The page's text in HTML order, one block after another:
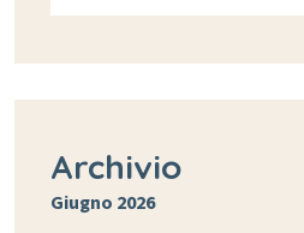
Archivio
Giugno 2026